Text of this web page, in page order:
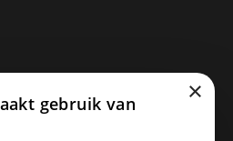
×
gebruik van